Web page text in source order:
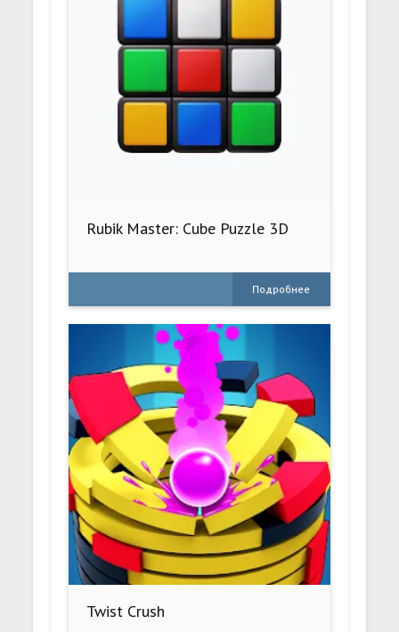
Rubik Master: Cube Puzzle 3D
Подробнее
Twist Crush